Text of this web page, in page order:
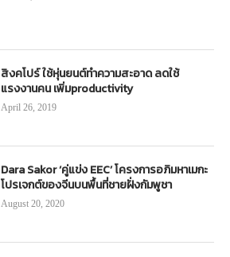
สิงคโปร์ ใช้หุ่นยนต์ทำความสะอาด ลดใช้
แรงงานคน เพิ่มproductivity
April 26, 2019
Dara Sakor ‘คู่แข่ง EEC’ โครงการอภิมหาเมกะ
โปรเจกต์ของจีนบนพื้นที่ชายฝั่งกัมพูชา
August 20, 2020